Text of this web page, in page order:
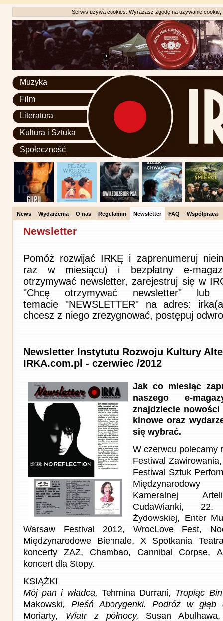
Serwis używa cookies. Wyrażasz zgodę na używanie
Muzyka
Film
Literatura
Kultura i Sztuka
Społeczność
News Wydarzenia O nas Regulamin Newsletter FAQ Współpraca
Newsletter
Pomóż rozwijać IRKĘ i zaprenumeruj
raz w miesiącu) i bezpłatny e-
otrzymywać newsletter, zarejestruj się w
"Chcę otrzymywać newsletter"
temacie "NEWSLETTER" na adres:
chcesz z niego zrezygnować, postępuj
Newsletter Instytutu Rozwoju Kultury
IRKA.com.pl - czerwiec /2012
Jak co miesiąc
naszego e-
znajdziecie nowości
kinowe oraz
się wybrać.
W czerwcu polecamy
Festiwal
Festiwal Sztuk
Kameralnej
CudaWianki,
Żydowskiej, Enter
Warsaw Festival 2012, WrocLove Fest,
Międzynarodowe Biennale, X Spotkania
koncerty ZAZ, Chambao, Cannibal Corpse,
koncert dla Stopy.
KSIĄŻKI
Mój pan i władca, Tehmina Durrani, Tropiąc
Makowski, Pieśń Aborygenki. Podróż w
Moriarty, Wiatr z północy, Susan Abulhawa,